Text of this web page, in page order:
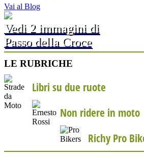
Vai al Blog
Vedi 2 immagini di
Passo della Croce
LE RUBRICHE
Libri su due ruote
Non ridere in moto
Richy Pro